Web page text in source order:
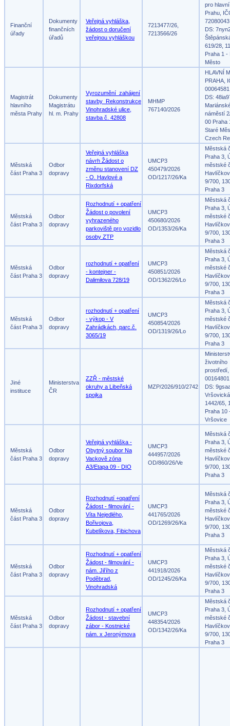
Finanční
úřady
Dokumenty
finančních
úřadů
Veřejná vyhláška,
žádost o doručení
veřejnou vyhláškou
7213477/26,
7213566/26
pro
Prahu,
72080043
DS:
619/28,
Praha 1 -
Město
Magistrát
hlavního
města Prahy
Dokumenty
Magistrátu
hl. m. Prahy
Vyrozumění_zahájení
stavby_Rekonstrukce
Vinohradské ulice,
stavba č. 42808
MHMP
767140/2026
HLAVNÍ
PRAHA,
00064581
DS:
náměstí
00 Praha
Staré
Czech
Městská
část Praha 3
Odbor
dopravy
Veřejná vyhláška
návrh Žádost o
změnu stanovení DZ
- O. Havlové a
Rixdorfská
UMCP3
450479/2026
OD/1217/26/Ka
Městská
Praha 3,
městské
9/700,
Praha 3
Městská
část Praha 3
Odbor
dopravy
Rozhodnutí + opatření
Žádost o povolení
vyhrazeného
parkoviště pro vozidlo
osoby ZTP
UMCP3
450680/2026
OD/1353/26/Ka
Městská
Praha 3,
městské
9/700,
Praha 3
Městská
část Praha 3
Odbor
dopravy
rozhodnutí + opatření
- kontejner -
Dalimilova 728/19
UMCP3
450851/2026
OD/1362/26/Lo
Městská
Praha 3,
městské
9/700,
Praha 3
Městská
část Praha 3
Odbor
dopravy
rozhodnutí + opatření
- výkop - V
Zahrádkách, parc.č.
3065/19
UMCP3
450854/2026
OD/1319/26/Lo
Městská
Praha 3,
městské
9/700,
Praha 3
Jiné
instituce
Ministerstva
ČR
ZZŘ - městské
okruhy a Libeňská
spojka
MZP/2026/910/2742
životního
prostředí,
00164801
DS:
Vršovická
1442/65,
Praha 10
Vršovice
Městská
část Praha 3
Odbor
dopravy
Veřejná vyhláška -
Obytný soubor Na
Vackově zóna
A3/Etapa 09 - DIO
UMCP3
444957/2026
OD/860/26/Ve
Městská
Praha 3,
městské
9/700,
Praha 3
Městská
část Praha 3
Odbor
dopravy
Rozhodnutí +opatření
Žádost - filmování -
Víta Nejedlého,
Bořivojova,
Kubelíkova, Fibichova
UMCP3
441765/2026
OD/1269/26/Ka
Městská
Praha 3,
městské
9/700,
Praha 3
Městská
část Praha 3
Odbor
dopravy
Rozhodnutí + opatření
Žádost - filmování -
nám. Jiřího z
Poděbrad,
Vinohradská
UMCP3
441918/2026
OD/1245/26/Ka
Městská
Praha 3,
městské
9/700,
Praha 3
Městská
část Praha 3
Odbor
dopravy
Rozhodnutí + opatření
Žádost - stavební
zábor - Kostnické
nám. x Jeronýmova
UMCP3
448354/2026
OD/1342/26/Ka
Městská
Praha 3,
městské
9/700,
Praha 3